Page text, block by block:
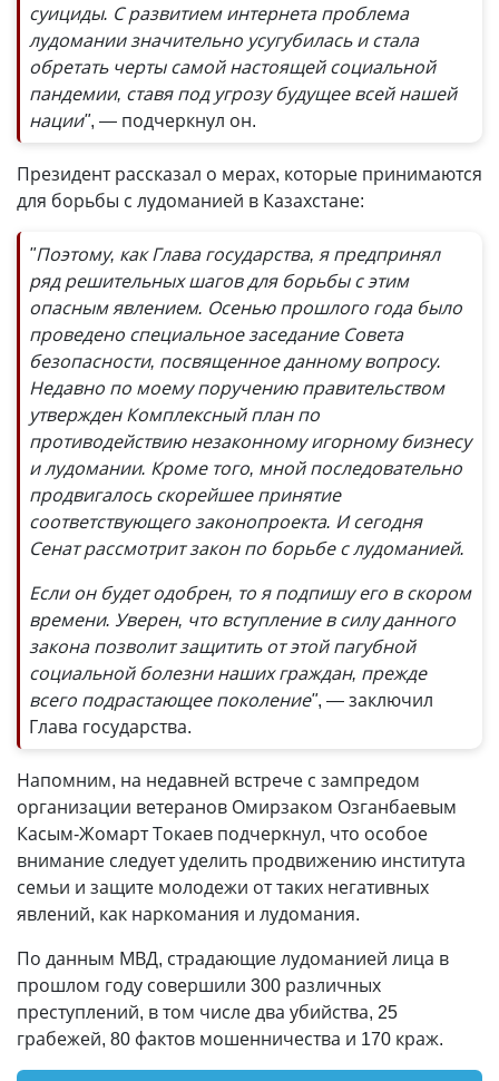
суициды. С развитием интернета проблема
лудомании значительно усугубилась и стала
обретать черты самой настоящей социальной
пандемии, ставя под угрозу будущее всей нашей
нации", — подчеркнул он.
Президент рассказал о мерах, которые принимаются
для борьбы с лудоманией в Казахстане:
"Поэтому, как Глава государства, я предпринял
ряд решительных шагов для борьбы с этим
опасным явлением. Осенью прошлого года было
проведено специальное заседание Совета
безопасности, посвященное данному вопросу.
Недавно по моему поручению правительством
утвержден Комплексный план по
противодействию незаконному игорному бизнесу
и лудомании. Кроме того, мной последовательно
продвигалось скорейшее принятие
соответствующего законопроекта. И сегодня
Сенат рассмотрит закон по борьбе с лудоманией.
Если он будет одобрен, то я подпишу его в скором
времени. Уверен, что вступление в силу данного
закона позволит защитить от этой пагубной
социальной болезни наших граждан, прежде
всего подрастающее поколение", — заключил
Глава государства.
Напомним, на недавней встрече с зампредом
организации ветеранов Омирзаком Озганбаевым
Касым-Жомарт Токаев подчеркнул, что особое
внимание следует уделить продвижению института
семьи и защите молодежи от таких негативных
явлений, как наркомания и лудомания.
По данным МВД, страдающие лудоманией лица в
прошлом году совершили 300 различных
преступлений, в том числе два убийства, 25
грабежей, 80 фактов мошенничества и 170 краж.